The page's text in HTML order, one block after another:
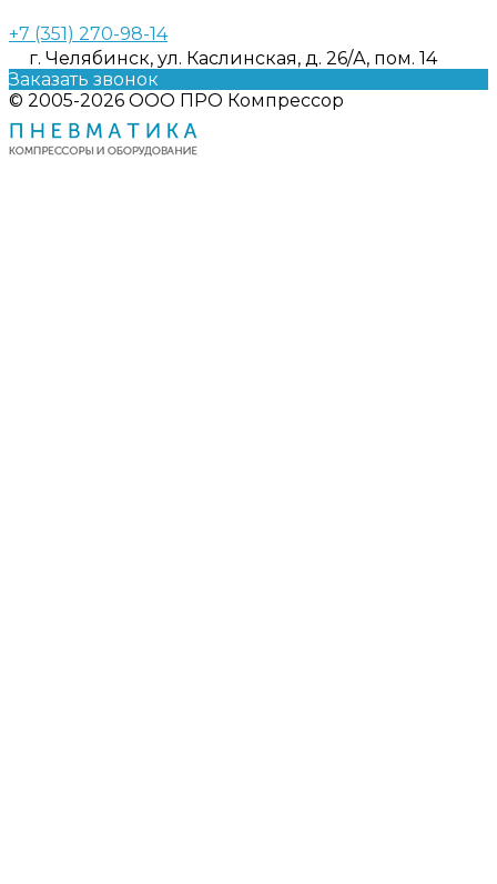
+7 (351) 270-98-14
г. Челябинск, ул. Каслинская, д. 26/А, пом. 14
Заказать звонок
© 2005-2026 ООО ПРО Компрессор